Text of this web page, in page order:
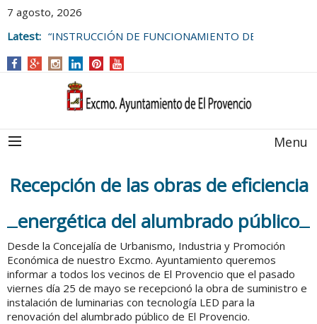
7 agosto, 2026
Latest: “INSTRUCCIÓN DE FUNCIONAMIENTO DE
AYUNTAMIENTO DE EL PROVENCIO
Menu
Recepción de las obras de eficiencia
energética del alumbrado público
Desde la Concejalía de Urbanismo, Industria y Promoción
Económica de nuestro Excmo. Ayuntamiento queremos
informar a todos los vecinos de El Provencio que el pasado
viernes día 25 de mayo se recepcionó la obra de suministro e
instalación de luminarias con tecnología LED para la
renovación del alumbrado público de El Provencio.